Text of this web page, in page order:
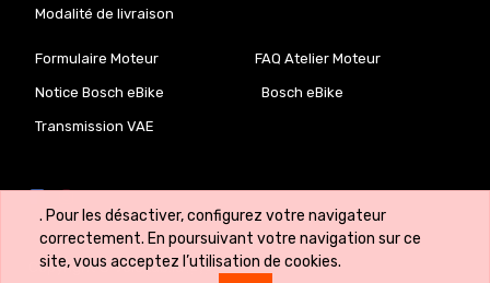
. Pour les désactiver, configurez votre navigateur
correctement. En poursuivant votre navigation sur ce
site, vous acceptez l’utilisation de cookies.
Modalité de livraison
Formulaire Moteur FAQ Atelier Moteur
Notice Bosch eBike Bosch eBike
Transmission VAE
Copyright © VeloLab.lu 🇱🇺